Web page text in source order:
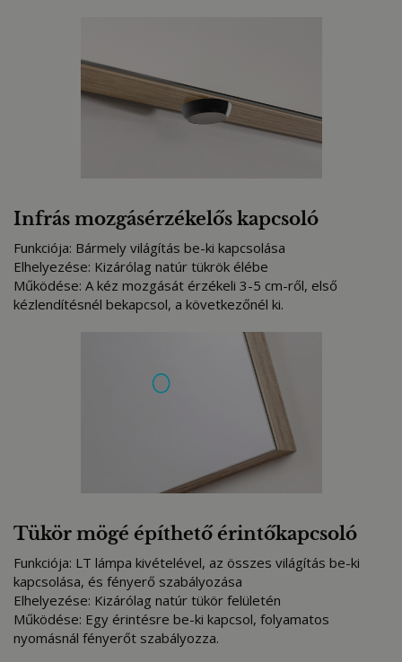
Infrás mozgásérzékelős kapcsoló
Funkciója: Bármely világítás be-ki kapcsolása
Elhelyezése: Kizárólag natúr tükrök élébe
Működése: A kéz mozgását érzékeli 3-5 cm-ről, első
kézlendítésnél bekapcsol, a következőnél ki.
Tükör mögé építhető érintőkapcsoló
Funkciója: LT lámpa kivételével, az összes világítás be-ki
kapcsolása, és fényerő szabályozása
Elhelyezése: Kizárólag natúr tükör felületén
Működése: Egy érintésre be-ki kapcsol, folyamatos
nyomásnál fényerőt szabályozza.